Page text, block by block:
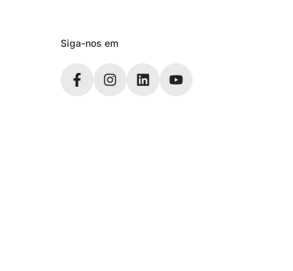
Siga-nos em